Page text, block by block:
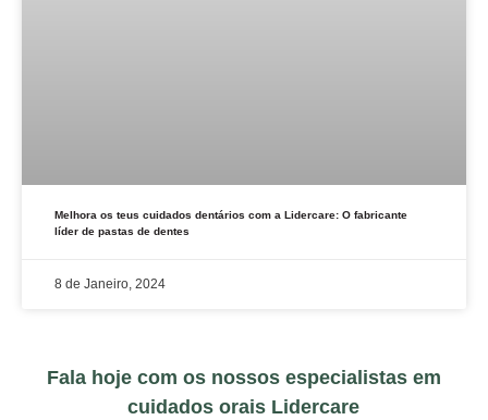
Melhora os teus cuidados dentários com a Lidercare: O fabricante
líder de pastas de dentes
8 de Janeiro, 2024
Fala hoje com os nossos especialistas em
cuidados orais Lidercare